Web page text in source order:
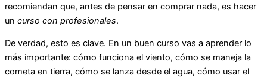
recomiendan que, antes de pensar en comprar nada, es hacer
un curso con profesionales.
De verdad, esto es clave. En un buen curso vas a aprender lo
más importante: cómo funciona el viento, cómo se maneja la
cometa en tierra, cómo se lanza desde el agua, cómo usar el